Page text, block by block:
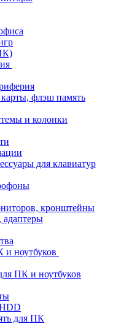
флэш память
и колонки
для клавиатур
кронштейны
адаптеры
ноутбуков
ПК и ноутбуков
для ПК